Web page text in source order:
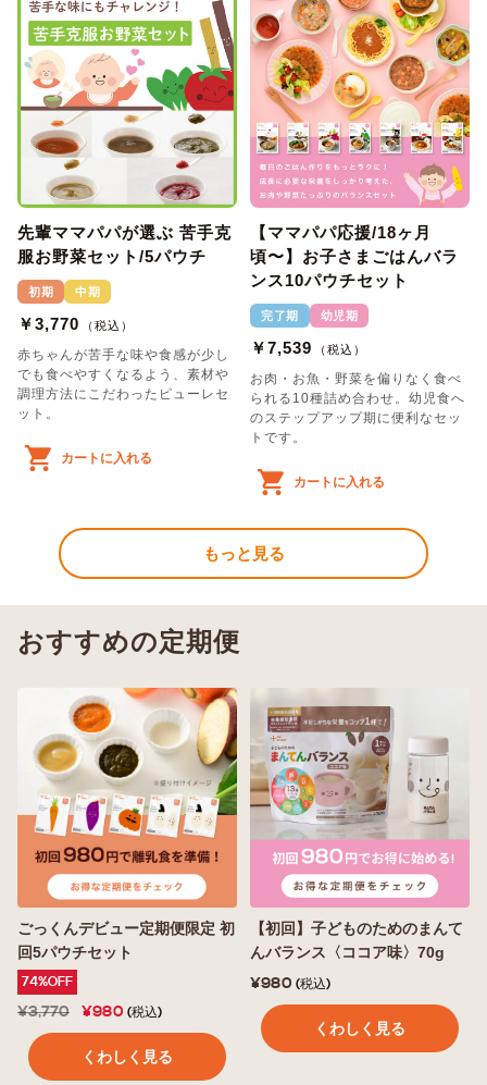
先輩ママパパが選ぶ 苦手克
服お野菜セット/5パウチ
初期 中期
￥3,770 （税込）
赤ちゃんが苦手な味や食感が少し
でも食べやすくなるよう、素材や
調理方法にこだわったピューレセ
ット。
カートに入れる
【ママパパ応援/18ヶ月
頃〜】お子さまごはんバラ
ンス10パウチセット
完了期 幼児期
￥7,539 （税込）
お肉・お魚・野菜を偏りなく食べ
られる10種詰め合わせ。幼児食へ
のステップアップ期に便利なセッ
トです。
カートに入れる
もっと見る
おすすめの定期便
ごっくんデビュー定期便限定 初
回5パウチセット
74%OFF
¥3,770 ¥980 (税込)
くわしく見る
【初回】子どものためのまんて
んバランス〈ココア味〉70g
¥980 (税込)
くわしく見る